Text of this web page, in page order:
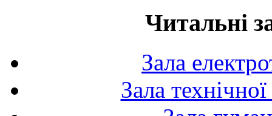
Читальні
Зала
Зала